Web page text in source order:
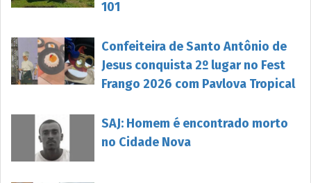
101
Confeiteira de Santo Antônio de
Jesus conquista 2º lugar no Fest
Frango 2026 com Pavlova Tropical
SAJ: Homem é encontrado morto
no Cidade Nova